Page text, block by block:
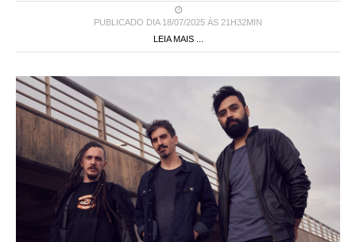
PUBLICADO DIA 18/07/2025 ÀS 21H32MIN
LEIA MAIS ...